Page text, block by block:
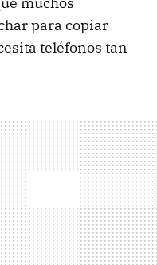
para copiar
teléfonos tan